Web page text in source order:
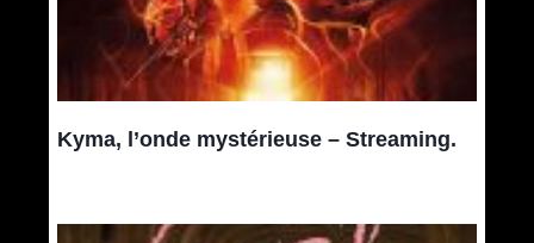
Kyma, l’onde mystérieuse – Streaming.